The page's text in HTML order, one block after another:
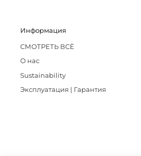
Информация
СМОТРЕТЬ ВСЁ
О нас
Sustainability
Эксплуатация | Гарантия